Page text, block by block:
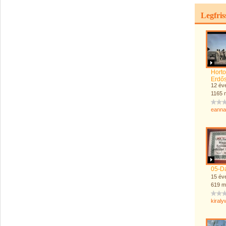
12
1165
05-
15
619